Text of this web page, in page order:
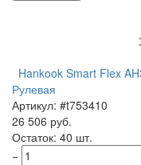
Hankook Smart Flex
Рулевая
Артикул: #t753410
26 506 руб.
Остаток: 40 шт.
−